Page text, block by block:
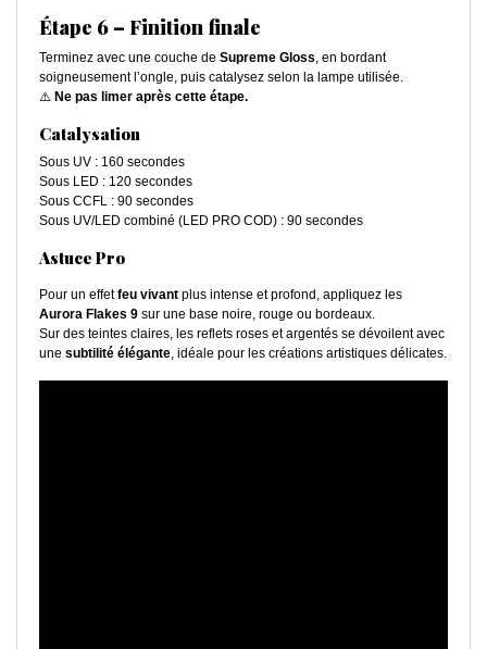
Étape 6 – Finition finale
Terminez avec une couche de Supreme Gloss, en bordant
soigneusement l’ongle, puis catalysez selon la lampe utilisée.
⚠️ Ne pas limer après cette étape.
Catalysation
Sous UV : 160 secondes
Sous LED : 120 secondes
Sous CCFL : 90 secondes
Sous UV/LED combiné (LED PRO COD) : 90 secondes
Astuce Pro
Pour un effetfeu vivant plus intense et profond, appliquez les
Aurora Flakes 9 sur une base noire, rouge ou bordeaux.
Sur des teintes claires, les reflets roses et argentés se dévoilent avec
une subtilité élégante, idéale pour les créations artistiques délicates.